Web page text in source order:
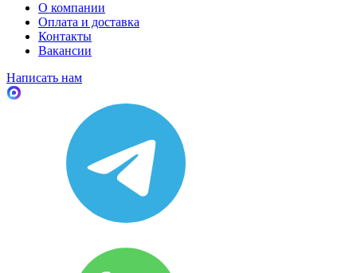
О компании
Оплата и доставка
Контакты
Вакансии
Написать нам